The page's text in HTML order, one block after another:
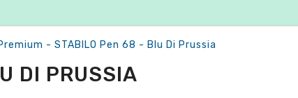
- STABILO Pen 68 - Blu Di Prussia
DI PRUSSIA